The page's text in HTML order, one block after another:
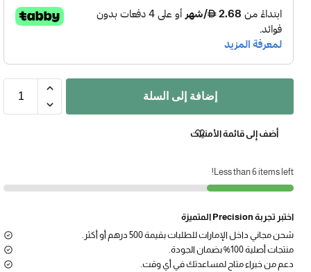
إضافة إلى السلة
أضف إلى قائمة الأمنيات
Less than 6 items left!
اختبر تجربة Precision المتميزة
شحن مجاني داخل الإمارات للطلبات بقيمة 500 درهم أو أكثر.
منتجات أصلية 100% بضمان الجودة.
دعم من خبراء متاح لمساعدتك في أي وقت.